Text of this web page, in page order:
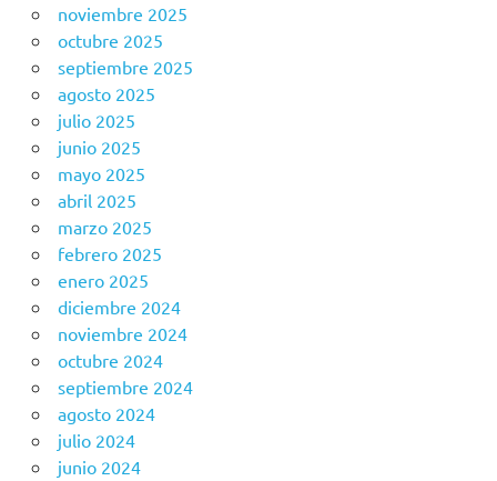
noviembre 2025
octubre 2025
septiembre 2025
agosto 2025
julio 2025
junio 2025
mayo 2025
abril 2025
marzo 2025
febrero 2025
enero 2025
diciembre 2024
noviembre 2024
octubre 2024
septiembre 2024
agosto 2024
julio 2024
junio 2024